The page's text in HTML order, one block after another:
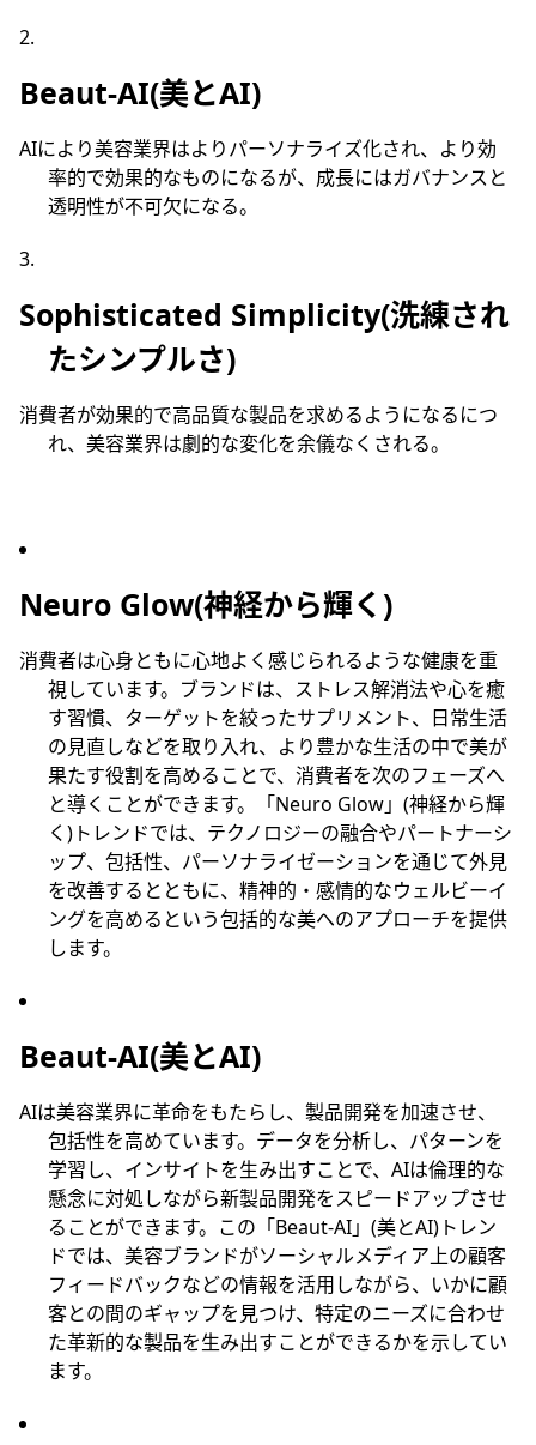
Beaut-AI(美とAI)
AIにより美容業界はよりパーソナライズ化され、より効
率的で効果的なものになるが、成⻑にはガバナンスと
透明性が不可欠になる。
Sophisticated Simplicity(洗練され
たシンプルさ)
消費者が効果的で高品質な製品を求めるようになるにつ
れ、美容業界は劇的な変化を余儀なくされる。
Neuro Glow(神経から輝く)
消費者は心身ともに心地よく感じられるような健康を重
視しています。ブランドは、ストレス解消法や心を癒
す習慣、ターゲットを絞ったサプリメント、日常生活
の見直しなどを取り入れ、より豊かな生活の中で美が
果たす役割を高めることで、消費者を次のフェーズへ
と導くことができます。「Neuro Glow」(神経から輝
く)トレンドでは、テクノロジーの融合やパートナーシ
ップ、包括性、パーソナライゼーションを通じて外見
を改善するとともに、精神的・感情的なウェルビーイ
ングを高めるという包括的な美へのアプローチを提供
します。
Beaut-AI(美とAI)
AIは美容業界に革命をもたらし、製品開発を加速させ、
包括性を高めています。データを分析し、パターンを
学習し、インサイトを生み出すことで、AIは倫理的な
懸念に対処しながら新製品開発をスピードアップさせ
ることができます。この「Beaut-AI」(美とAI)トレン
ドでは、美容ブランドがソーシャルメディア上の顧客
フィードバックなどの情報を活用しながら、いかに顧
客との間のギャップを見つけ、特定のニーズに合わせ
た革新的な製品を生み出すことができるかを示してい
ます。